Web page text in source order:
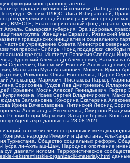
функции иностранного агента:
права и публичной политики,
Феникс ПЛЮС, Лига Избирателей,
поддержки и содействия развитию средств
ВМЕСТЕ, Благотворительный фонд охраны
Апрель, Самарская губерния, Эра здоровья,
группа, Женщины Евразии, Рязанский
гражданских инициатив и социального
учреждение Совета Министров северных
прессы - Сибирь, Фонд поддержки
прессы, Институт Развития Свободы
Туровский Александр Алексеевич,
Сергеевич, Писемский Евгений
Мальсагов Муса Асланович, Мошель Ирина
Романова Ольга Евгеньевна, Щаров
Александр Маркович, Пислакова-Паркер
Борисовна, Гудков Лев Дмитриевич,
Юрьевич, Мосин Алексей Геннадьевич,
Исаев Сергей Владимирович,
Залмановна, Кокорина Екатерина
Ирина Вячеславовна, Литинский Леонид
Александра Евгеньевна, Смирнов
Резник Генри Маркович, Захаров Герман
данные на 28.08.2021
в том числе иностранных и
народов Ичкерии и Дагестана, Аль-
Туркестана, Общество социальных реформ,
Нусра ли-Ахль аш-Шам, Народное ополчение
суи давлати исломи, Террористическое
i-ekstremistskie-organizacii-i-materialy.html